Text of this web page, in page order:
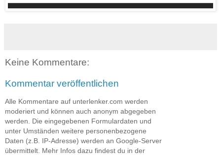
Keine Kommentare:
Kommentar veröffentlichen
Alle Kommentare auf unterlenker.com werden
moderiert und können auch anonym abgegeben
werden. Die eingegebenen Formulardaten und
unter Umständen weitere personenbezogene
Daten (z.B. IP-Adresse) werden an Google-Server
übermittelt. Mehr Infos dazu findest du in der